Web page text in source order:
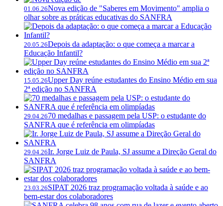
01.06.26Nova edição de "Saberes em Movimento" amplia o
olhar sobre as práticas educativas do SANFRA
20.05.26Depois da adaptação: o que começa a marcar a
Educação Infantil?
15.05.26Upper Day reúne estudantes do Ensino Médio em sua
2ª edição no SANFRA
29.04.2670 medalhas e passagem pela USP: o estudante do
SANFRA que é referência em olimpíadas
29.04.26Ir. Jorge Luiz de Paula, SJ assume a Direção Geral do
SANFRA
23.03.26SIPAT 2026 traz programação voltada à saúde e ao
bem-estar dos colaboradores